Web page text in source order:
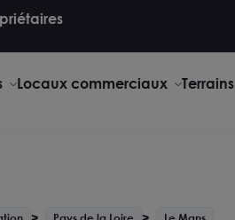
Locaux commerciaux Terrains